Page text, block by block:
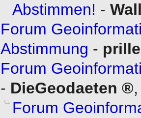
Abstimmen! -
Forum
Abstimmung -
Forum
- DieGeodaeten
Forum